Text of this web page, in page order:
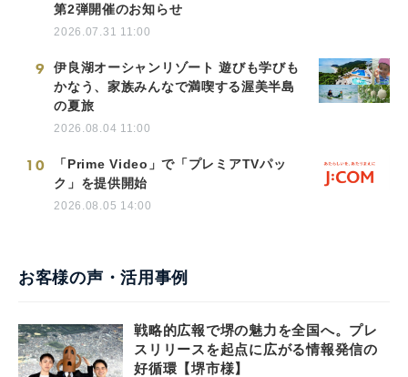
第2弾開催のお知らせ
2026.07.31 11:00
9
伊良湖オーシャンリゾート 遊びも学びも
かなう、家族みんなで満喫する渥美半島
の夏旅
2026.08.04 11:00
10
「Prime Video」で「プレミアTVパッ
ク」を提供開始
2026.08.05 14:00
お客様の声・活用事例
戦略的広報で堺の魅力を全国へ。プレ
スリリースを起点に広がる情報発信の
好循環【堺市様】